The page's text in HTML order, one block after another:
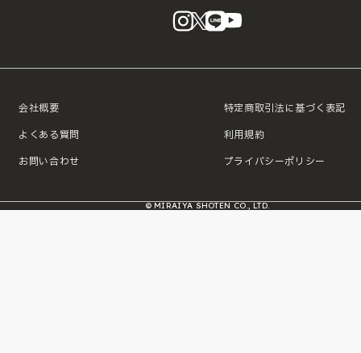
instagram
X LINE
会社概要
よくある質問
お問い合わせ
特定商取引法に基づく表記
利用規約
プライバシーポリシー
© MIRAIYA SHOTEN CO., LTD.